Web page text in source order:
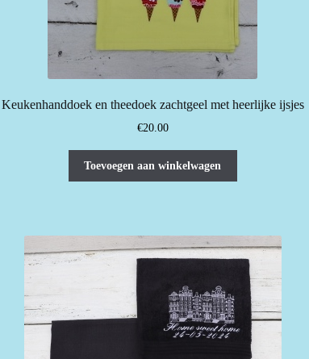
Keukenhanddoek en theedoek zachtgeel met heerlijke ijsjes
€20.00
Toevoegen aan winkelwagen